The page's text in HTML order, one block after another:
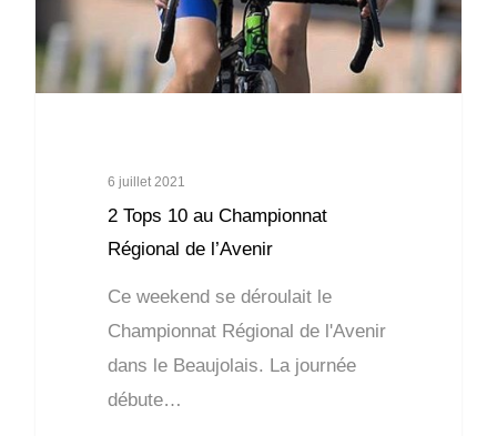
6 juillet 2021
2 Tops 10 au Championnat
Régional de l’Avenir
Ce weekend se déroulait le
Championnat Régional de l'Avenir
dans le Beaujolais. La journée
débute…